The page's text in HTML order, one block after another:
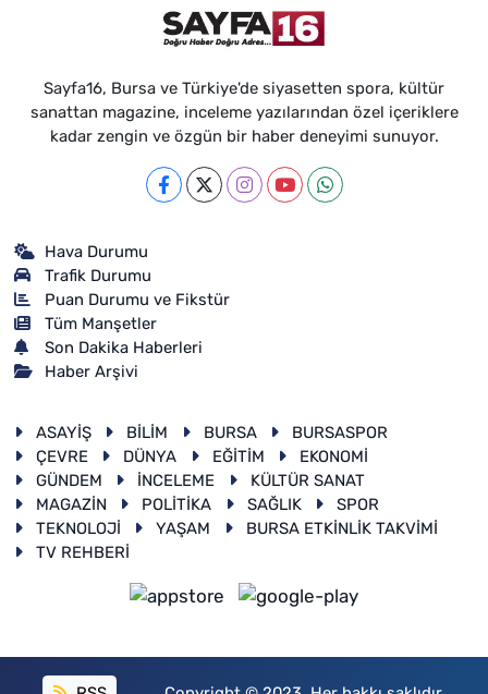
Sayfa16, Bursa ve Türkiye'de siyasetten spora, kültür
sanattan magazine, inceleme yazılarından özel içeriklere
kadar zengin ve özgün bir haber deneyimi sunuyor.
Hava Durumu
Trafik Durumu
Puan Durumu ve Fikstür
Tüm Manşetler
Son Dakika Haberleri
Haber Arşivi
ASAYİŞ BİLİM BURSA
BURSASPOR
ÇEVRE
DÜNYA EĞİTİM
EKONOMİ
GÜNDEM
İNCELEME
KÜLTÜR SANAT
MAGAZİN
POLİTİKA SAĞLIK
SPOR
TEKNOLOJİ
YAŞAM
BURSA ETKİNLİK TAKVİMİ
TV REHBERİ